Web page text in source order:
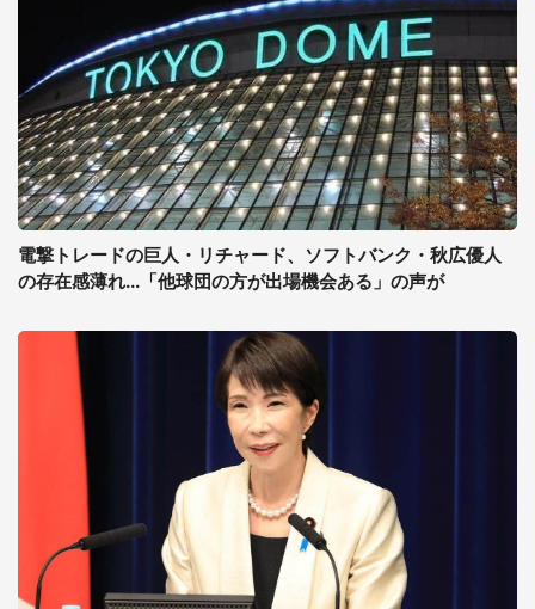
電撃トレードの巨人・リチャード、ソフトバンク・秋広優人
の存在感薄れ...「他球団の方が出場機会ある」の声が